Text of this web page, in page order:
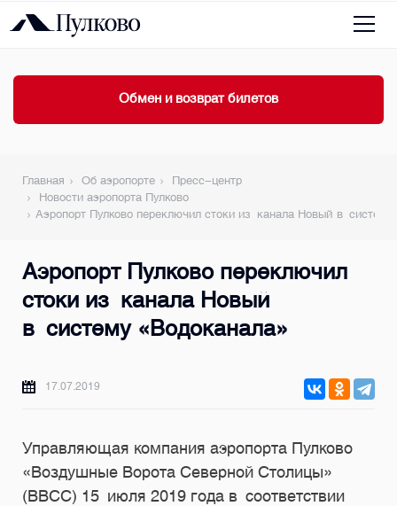
Обмен и возврат билетов
Главная Об аэропорте
Пресс-центр
Новости аэропорта Пулково
Аэропорт Пулково переключил стоки из канала Новый в систему
Аэропорт Пулково переключил
стоки из канала Новый
в систему «Водоканала»
17.07.2019
Управляющая компания аэропорта Пулково
«Воздушные Ворота Северной Столицы»
(ВВСС) 15 июля 2019 года в соответствии